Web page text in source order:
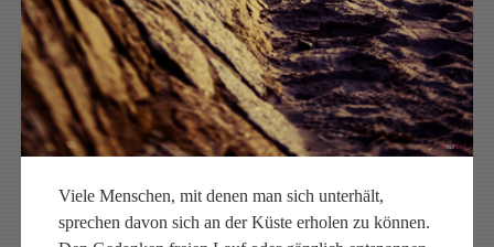
Viele Menschen, mit denen man sich unterhält,
sprechen davon sich an der Küste erholen zu können.